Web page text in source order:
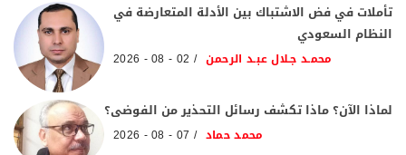
تأملات في فض الاشتباك بين الأدلة المتعارضة في
النظام السعودي
محمـد جـلال عبـد الرحمن 02 - 08 - 2026
لماذا الآن؟ ماذا تكشف رسائل التحذير من الفوضى؟
محمد حماد 07 - 08 - 2026